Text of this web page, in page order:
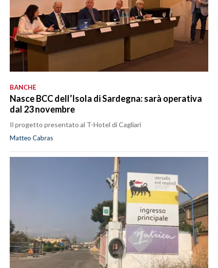
BANCHE
Nasce BCC dell’Isola di Sardegna: sarà operativa
dal 23 novembre
Il progetto presentato al T-Hotel di Cagliari
Matteo Cabras